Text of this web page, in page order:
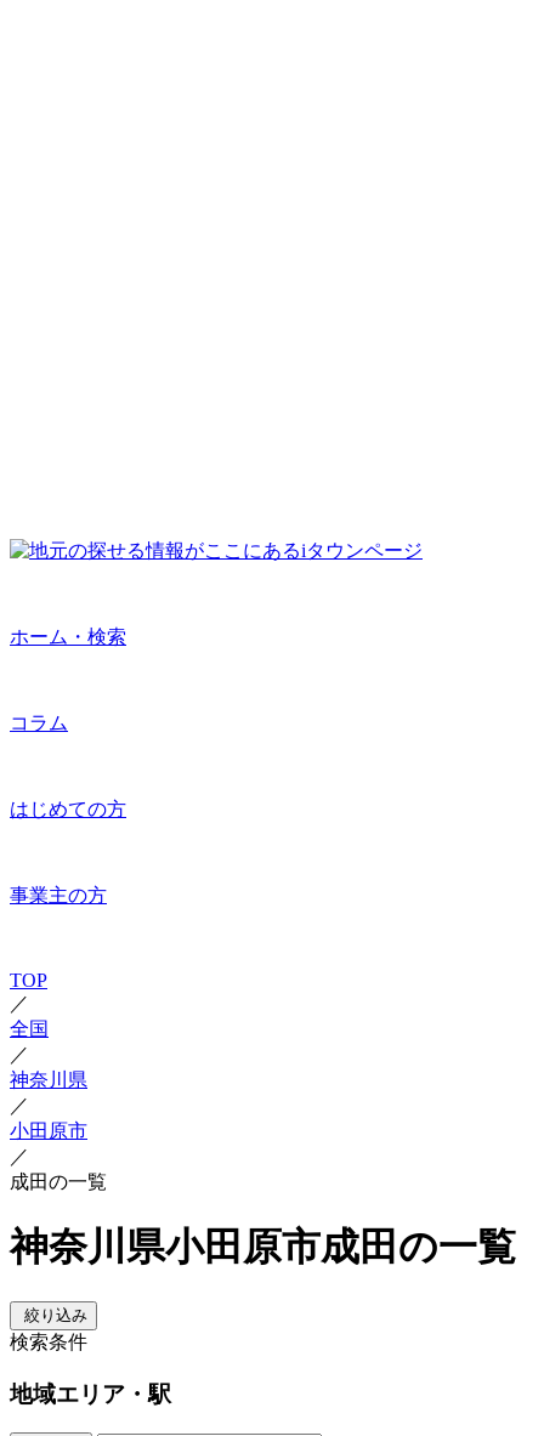
ホーム・検索
コラム
はじめての方
事業主の方
TOP
／
全国
／
神奈川県
／
小田原市
／
成田の一覧
神奈川県小田原市成田の一覧
絞り込み
検索条件
地域エリア・駅